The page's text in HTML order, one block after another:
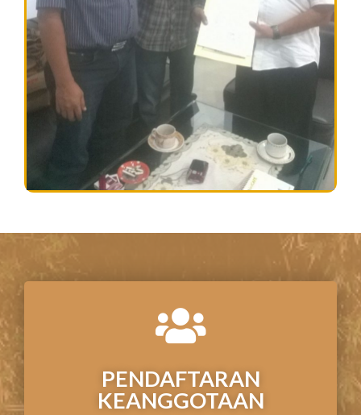
PENDAFTARAN
KEANGGOTAAN